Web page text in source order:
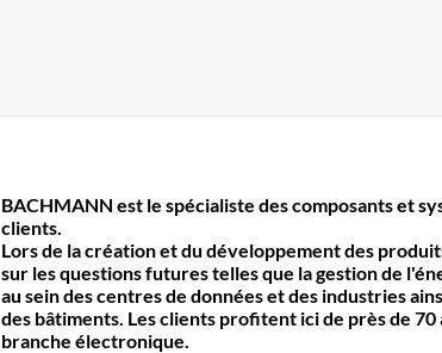
BACHMANN est le spécialiste des composants et
clients.
Lors de la création et du développement des
sur les questions futures telles que la gestion de
au sein des centres de données et des industries
des bâtiments. Les clients profitent ici de près de 70
branche électronique.